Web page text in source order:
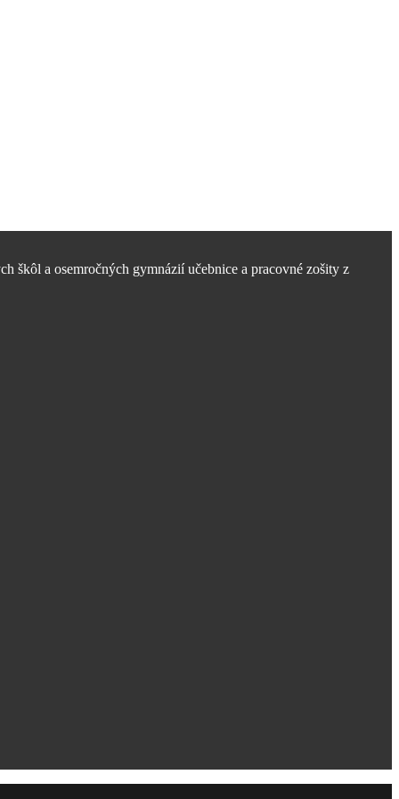
škôl a osemročných gymnázií učebnice a pracovné zošity z